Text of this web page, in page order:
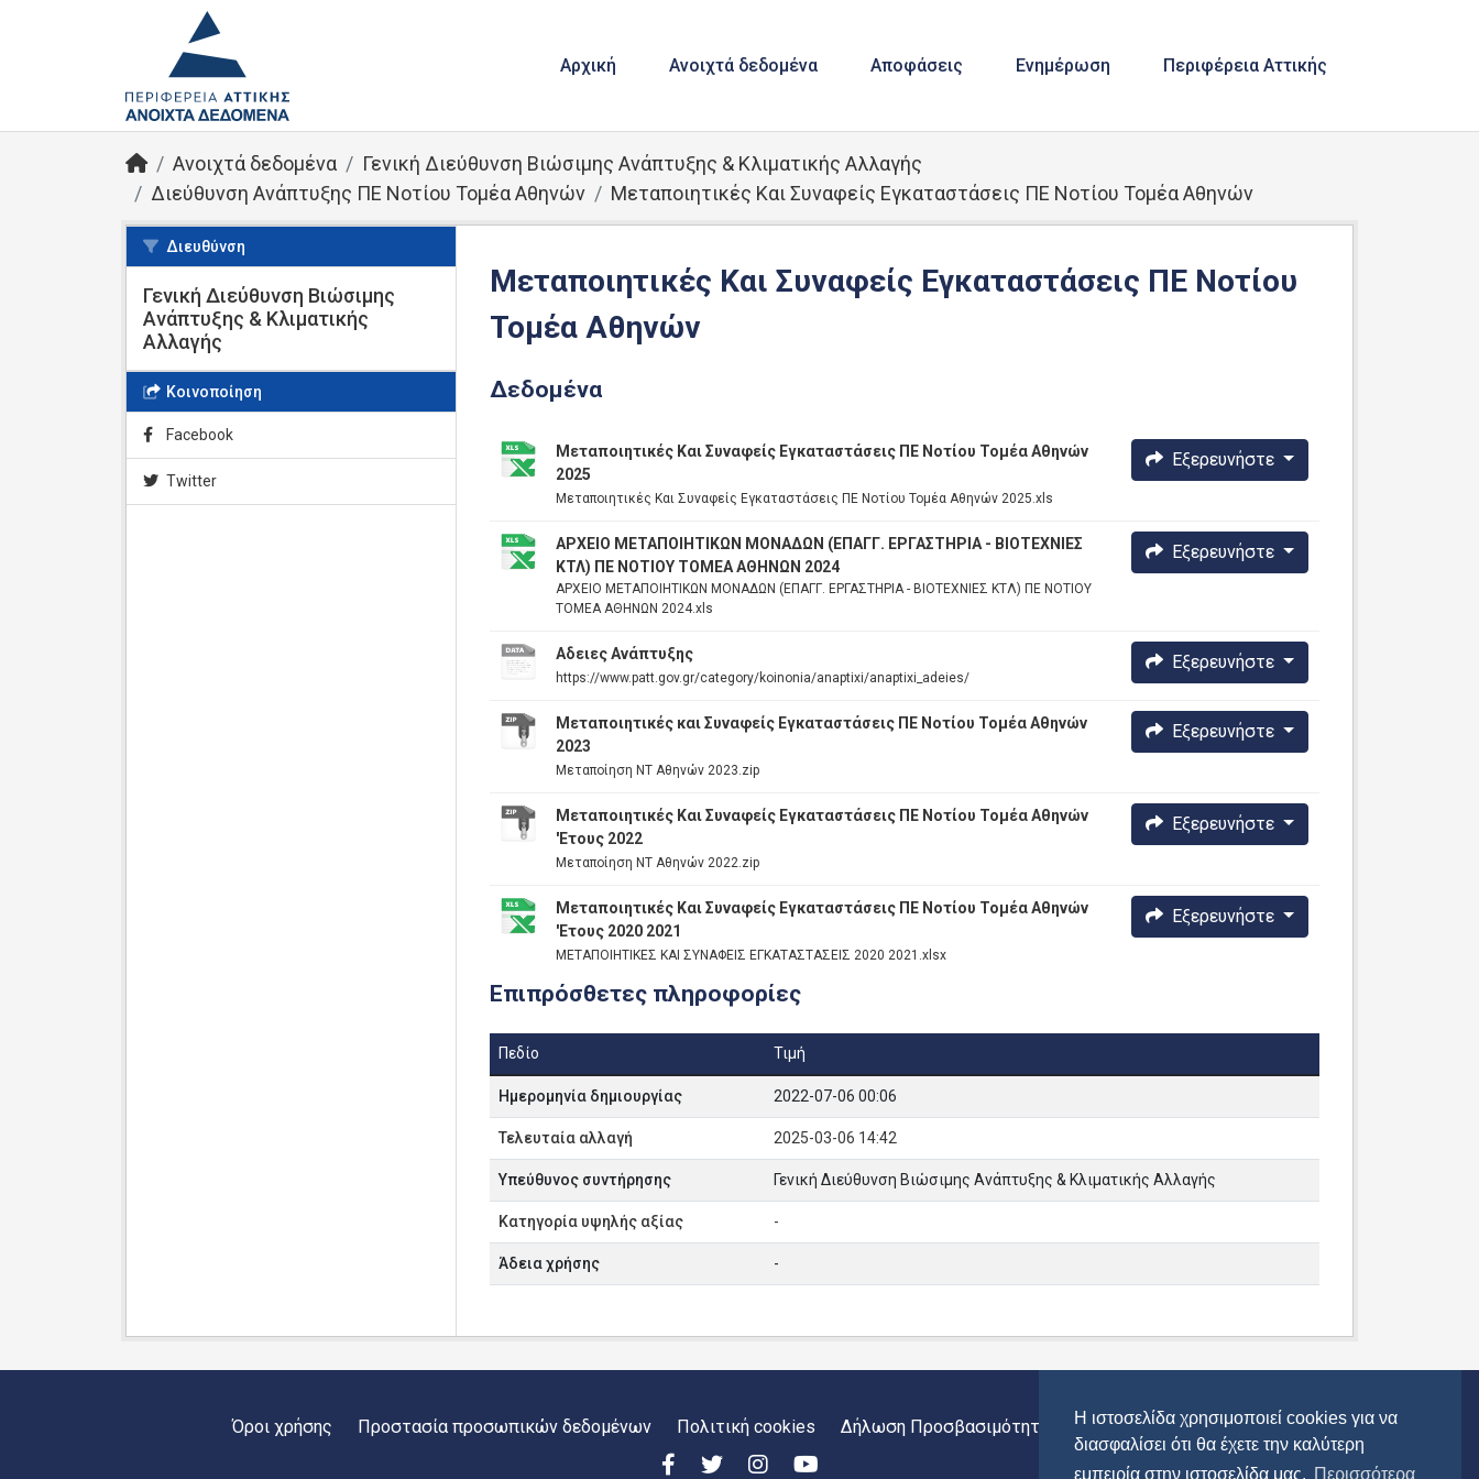
Η ιστοσελίδα χρησιμοποιεί cookies για να
διασφαλίσει ότι θα έχετε την καλύτερη
εμπειρία στην ιστοσελίδα μας. Περισσότερα
Αρχική Ανοιχτά δεδομένα Αποφάσεις Ενημέρωση Περιφέρεια Αττικής
Ανοιχτά δεδομένα
Γενική Διεύθυνση Βιώσιμης Ανάπτυξης & Κλιματικής Αλλαγής
Διεύθυνση Ανάπτυξης ΠΕ Νοτίου Τομέα Αθηνών
Μεταποιητικές Και Συναφείς Εγκαταστάσεις ΠΕ Νοτίου Τομέα Αθηνών
Διευθύνση
Γενική Διεύθυνση Βιώσιμης
Ανάπτυξης & Κλιματικής
Αλλαγής
Κοινοποίηση
Facebook
Twitter
Μεταποιητικές Και Συναφείς Εγκαταστάσεις ΠΕ Νοτίου
Τομέα Αθηνών
Δεδομένα
Μεταποιητικές Και Συναφείς Εγκαταστάσεις ΠΕ Νοτίου Τομέα Αθηνών
2025
Μεταποιητικές Και Συναφείς Εγκαταστάσεις ΠΕ Νοτίου Τομέα Αθηνών 2025.xls
Εξερευνήστε
ΑΡΧΕΙΟ ΜΕΤΑΠΟΙΗΤΙΚΩΝ ΜΟΝΑΔΩΝ (ΕΠΑΓΓ. ΕΡΓΑΣΤΗΡΙΑ - ΒΙΟΤΕΧΝΙΕΣ
ΚΤΛ) ΠΕ ΝΟΤΙΟΥ ΤΟΜΕΑ ΑΘΗΝΩΝ 2024
ΑΡΧΕΙΟ ΜΕΤΑΠΟΙΗΤΙΚΩΝ ΜΟΝΑΔΩΝ (ΕΠΑΓΓ. ΕΡΓΑΣΤΗΡΙΑ - ΒΙΟΤΕΧΝΙΕΣ ΚΤΛ) ΠΕ ΝΟΤΙΟΥ
ΤΟΜΕΑ ΑΘΗΝΩΝ 2024.xls
Εξερευνήστε
Αδειες Ανάπτυξης
https://www.patt.gov.gr/category/koinonia/anaptixi/anaptixi_adeies/
Εξερευνήστε
Μεταποιητικές και Συναφείς Εγκαταστάσεις ΠΕ Νοτίου Τομέα Αθηνών
2023
Μεταποίηση ΝΤ Αθηνών 2023.zip
Εξερευνήστε
Μεταποιητικές Και Συναφείς Εγκαταστάσεις ΠΕ Νοτίου Τομέα Αθηνών
'Ετους 2022
Μεταποίηση ΝΤ Αθηνών 2022.zip
Εξερευνήστε
Μεταποιητικές Και Συναφείς Εγκαταστάσεις ΠΕ Νοτίου Τομέα Αθηνών
'Ετους 2020 2021
ΜΕΤΑΠΟΙΗΤΙΚΕΣ ΚΑΙ ΣΥΝΑΦΕΙΣ ΕΓΚΑΤΑΣΤΑΣΕΙΣ 2020 2021.xlsx
Εξερευνήστε
Επιπρόσθετες πληροφορίες
Πεδίο Τιμή
Ημερομηνία δημιουργίας 2022-07-06 00:06
Τελευταία αλλαγή 2025-03-06 14:42
Υπεύθυνος συντήρησης Γενική Διεύθυνση Βιώσιμης Ανάπτυξης & Κλιματικής Αλλαγής
Κατηγορία υψηλής αξίας -
Άδεια χρήσης -
Όροι χρήσης Προστασία προσωπικών δεδομένων Πολιτική cookies Δήλωση Προσβασιμότητας Περιφέρεια Αττικής